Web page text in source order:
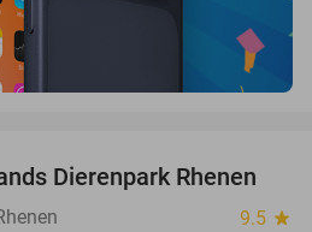
19%
Dierenpark Rhenen
9.5 star